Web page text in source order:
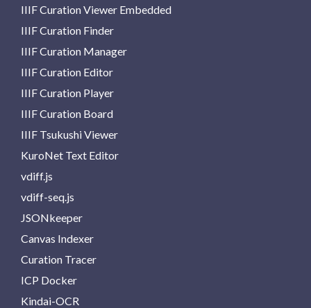
IIIF Curation Viewer Embedded
IIIF Curation Finder
IIIF Curation Manager
IIIF Curation Editor
IIIF Curation Player
IIIF Curation Board
IIIF Tsukushi Viewer
KuroNet Text Editor
vdiff.js
vdiff-seq.js
JSONkeeper
Canvas Indexer
Curation Tracer
ICP Docker
Kindai-OCR